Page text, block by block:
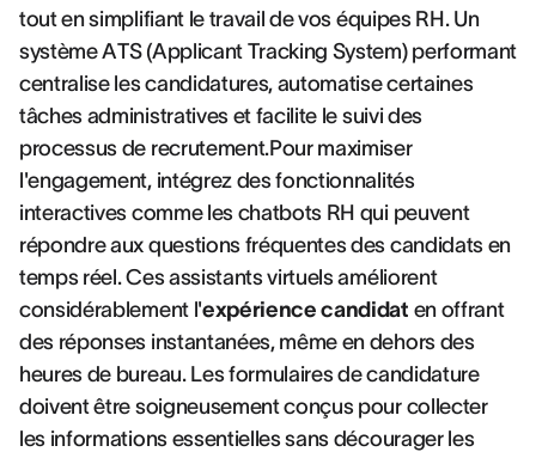
tout en simplifiant le travail de vos équipes RH. Un
système ATS (Applicant Tracking System) performant
centralise les candidatures, automatise certaines
tâches administratives et facilite le suivi des
processus de recrutement.Pour maximiser
l'engagement, intégrez des fonctionnalités
interactives comme les chatbots RH qui peuvent
répondre aux questions fréquentes des candidats en
temps réel. Ces assistants virtuels améliorent
considérablement l'expérience candidat en offrant
des réponses instantanées, même en dehors des
heures de bureau. Les formulaires de candidature
doivent être soigneusement conçus pour collecter
les informations essentielles sans décourager les